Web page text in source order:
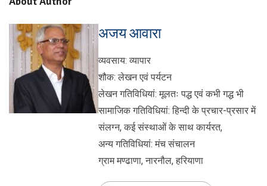
अजय आवारा
व्यवसाय: व्यापार
शौक: लेखन एवं पर्यटन
लेखन गतिविधियां: मूलतः पद्ध एवं कभी गद्ध भी
सामाजिक गतिविधियां: हिन्दी के प्रचार-प्रसार में
संलग्न, कई संस्थाओं के साथ कार्यरत,
अन्य गतिविधियां: मंच संचालन
ग्राम मण्ढाणा, नारनौल, हरियाणा